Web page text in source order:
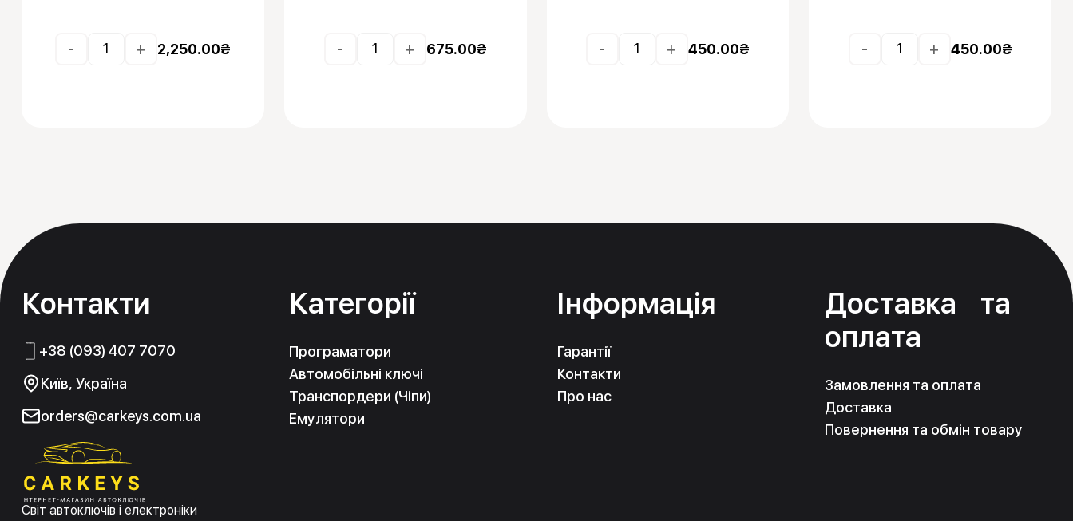
- + 2,250.00₴ - + 675.00₴ - + 450.00₴ - + 450.00₴
Контакти
+38 (093) 407 7070
Київ, Україна
orders@carkeys.com.ua
Світ автоключів і електроніки
Категорії
Програматори
Автомобільні ключі
Транспордери (Чіпи)
Емулятори
Інформація
Гарантії
Контакти
Про нас
Доставка та
оплата
Замовлення та оплата
Доставка
Повернення та обмін товару